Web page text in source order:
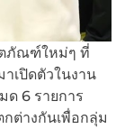
ภัณฑ์ใหม่ๆ ที่
เปิดตัวในงาน
ด 6 รายการ
ต่างกันเพื่อกลุ่ม